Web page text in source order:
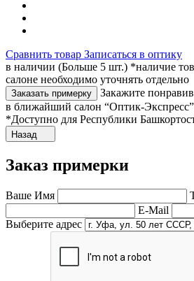
Сравнить товар Записаться в оптику
в наличии (Больше 5 шт.) *наличие
салоне необходимо уточнять отдельно
Заказать примерку
Закажите
в ближайший салон “Оптик-
*Доступно для Республики
Назад
Заказ примерки
Ваше Имя
E-Mail
Выберите адрес